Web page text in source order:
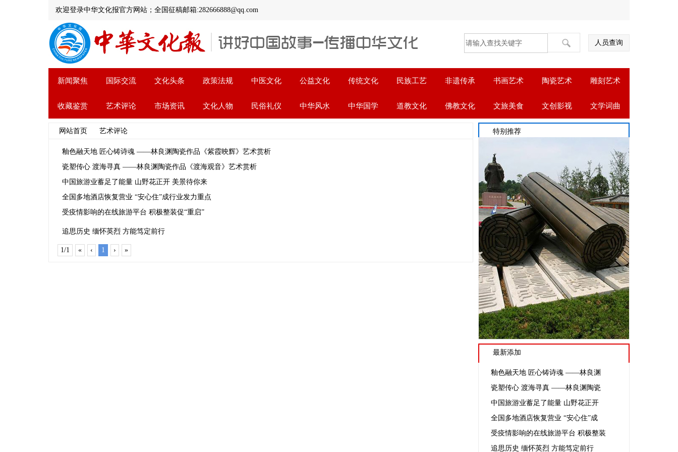
欢迎登录中华文化报官方网站；全国征稿邮箱:282666888@qq.com
人员查询
新闻聚焦 国际交流 文化头条 政策法规 中医文化 公益文化 传统文化 民族工艺 非遗传承 书画艺术 陶瓷艺术 雕刻艺术
收藏鉴赏 艺术评论 市场资讯 文化人物 民俗礼仪 中华风水 中华国学 道教文化 佛教文化 文旅美食 文创影视 文学词曲
网站首页 艺术评论
釉色融天地 匠心铸诗魂 ——林良渊陶瓷作品《紫霞映辉》艺术赏析
瓷塑传心 渡海寻真 ——林良渊陶瓷作品《渡海观音》艺术赏析
中国旅游业蓄足了能量 山野花正开 美景待你来
全国多地酒店恢复营业 “安心住”成行业发力重点
受疫情影响的在线旅游平台 积极整装促“重启”
追思历史 缅怀英烈 方能笃定前行
1/1 « ‹ 1 › »
特别推荐
最新添加
釉色融天地 匠心铸诗魂 ——林良渊
瓷塑传心 渡海寻真 ——林良渊陶瓷
中国旅游业蓄足了能量 山野花正开
全国多地酒店恢复营业 “安心住”成
受疫情影响的在线旅游平台 积极整装
追思历史 缅怀英烈 方能笃定前行